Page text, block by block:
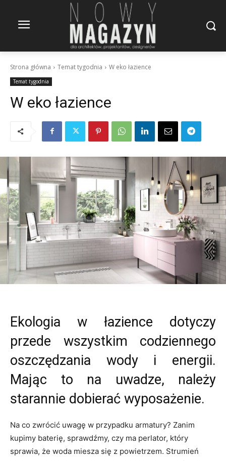
Strona główna Temat tygodnia W eko łazience
Temat tygodnia
W eko łazience
Ekologia w łazience dotyczy
przede wszystkim codziennego
oszczędzania wody i energii.
Mając to na uwadze, należy
starannie dobierać wyposażenie.
Na co zwrócić uwagę w przypadku armatury? Zanim
kupimy baterię, sprawdźmy, czy ma perlator, który
sprawia, że woda miesza się z powietrzem. Strumień